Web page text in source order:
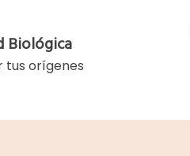
Biológica
orígenes